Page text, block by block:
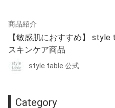
商品紹介
【敏感肌におすすめ】
スキンケア商品
style table 公式
Category